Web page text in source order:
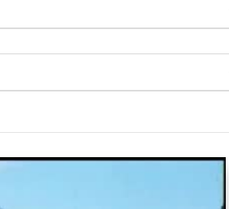
Cap|Baie|Crique|Estuaire|Lagon|Littoral|